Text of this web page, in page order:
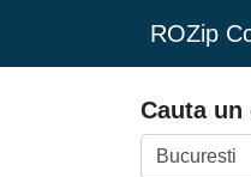
ROZip
Cauta